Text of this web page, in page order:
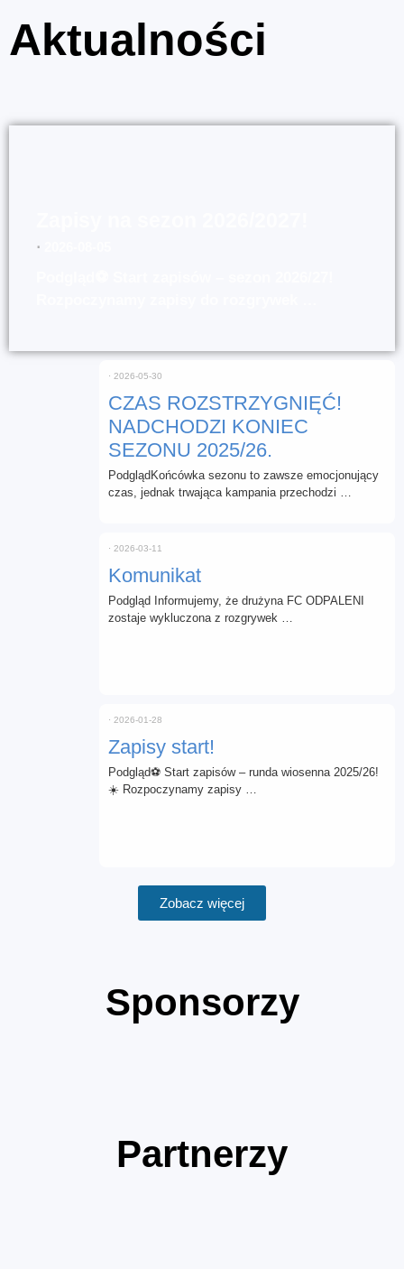
Aktualności
⋅
CZAS ROZSTRZYGNIĘĆ!
NADCHODZI KONIEC
SEZONU 2025/26.
⋅ 2026-05-30
PodglądKońcówka sezonu to zawsze emocjonujący
czas, jednak trwająca kampania przechodzi …
Komunikat
⋅ 2026-03-11
Podgląd Informujemy, że drużyna FC ODPALENI
zostaje wykluczona z rozgrywek …
Zapisy start!
⋅ 2026-01-28
Podgląd⚽ Start zapisów – runda wiosenna 2025/26!
☀️ Rozpoczynamy zapisy …
Zobacz więcej
Sponsorzy
Partnerzy